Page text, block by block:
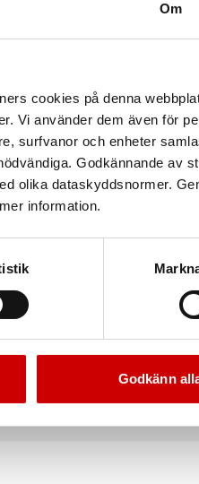
Om
cookies på denna
Vi använder dem även för
surfvanor och enheter
Godkännande av
olika dataskyddsnormer.
information.
Godkänn
till ISS 30/40/50
30, 40 och 50